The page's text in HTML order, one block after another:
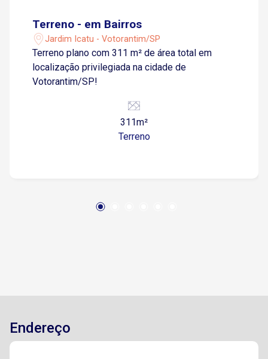
Terreno - em Bairros
Jardim Icatu - Votorantim/SP
Terreno plano com 311 m² de área total em
localização privilegiada na cidade de
Votorantim/SP!
311m²
Terreno
Endereço